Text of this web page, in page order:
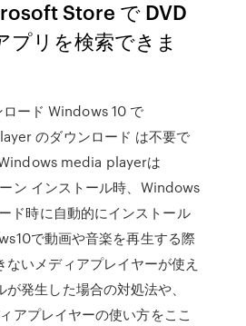
Store で DVD
プリを検索できま
ード Windows 10 で
のダウンロード は不要で
media playerは
ン インストール時、Windows
ド時に自動的にインストール
で動画や音楽を再生する際
いメディアプレイヤーが使え
発生した場合の対処法や、
アプレイヤーの使い方をここ